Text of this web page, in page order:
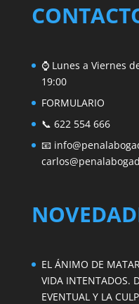
⌚ Lunes a Viernes
19:00
FORMULARIO
📞 622 554 666
📧
EL ÁNIMO DE
VIDA INTENTADOS.
EVENTUAL Y LA